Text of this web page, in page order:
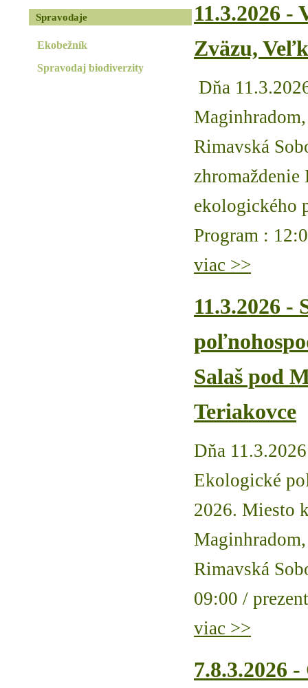
Spravodaje
Ekobežník
Spravodaj biodiverzity
11.3.2026 -
Zväzu,
Dňa
Rimavská
ekologického
Program :
viac >>
11.3.2026 -
Salaš pod
Teriakovce
Dňa
Ekologické
2026. Miesto
Rimavská
09:00 /
viac >>
7.8.3.2026